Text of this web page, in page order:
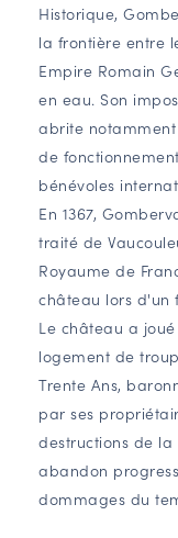
Historique,
la frontière entre
Empire Romain
en eau. Son
abrite
de
bénévoles
En 1367,
traité de
Royaume de
château lors d'un
Le château a
logement de
Trente Ans,
par ses
destructions de la
abandon
dommages du